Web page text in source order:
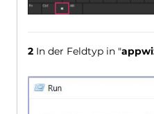
2 In der Feldtyp in "